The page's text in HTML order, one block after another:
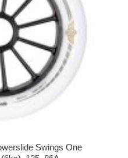
Swings One